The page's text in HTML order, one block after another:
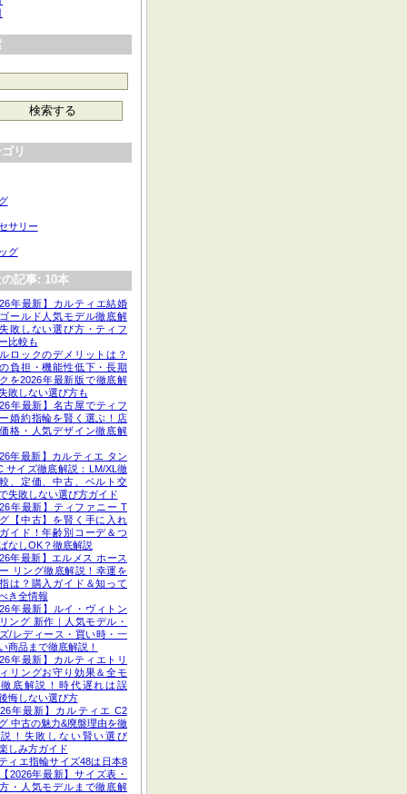
リ
サリー
グ
記事: 10本
年最新】カルティエ結婚
ールド人気モデル徹底解
敗しない選び方・ティフ
比較も
ロックのデメリットは？
負担・機能性低下・長期
を2026年最新版で徹底解
敗しない選び方も
年最新】名古屋でティフ
婚約指輪を賢く選ぶ！店
格・人気デザイン徹底解
年最新】カルティエ タン
サイズ徹底解説：LM/XL徹
、定価、中古、ベルト交
失敗しない選び方ガイド
年最新】ティファニー T
【中古】を賢く手に入れ
イド！年齢別コーデ＆つ
なしOK？徹底解説
年最新】エルメス ホース
リング徹底解説！幸運を
は？購入ガイド＆知って
き全情報
年最新】ルイ・ヴィトン
ング 新作｜人気モデル・
/レディース・買い時・一
商品まで徹底解説！
年最新】カルティエトリ
リングお守り効果＆全モ
底解説！時代遅れは誤
悔しない選び方
年最新】カルティエ C2
中古の魅力&廃盤理由を徹
説！失敗しない賢い選び
しみ方ガイド
ィエ指輪サイズ48は日本8
2026年最新】サイズ表・
・人気モデルまで徹底解